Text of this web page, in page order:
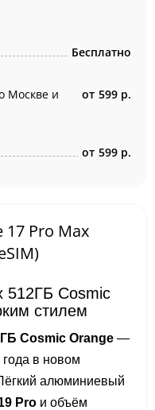
Бесплатно
Москве и
от 599 р.
от 599 р.
Pro Max
512ГБ Cosmic
стилем
Cosmic Orange —
в новом
алюминиевый
Pro и объём